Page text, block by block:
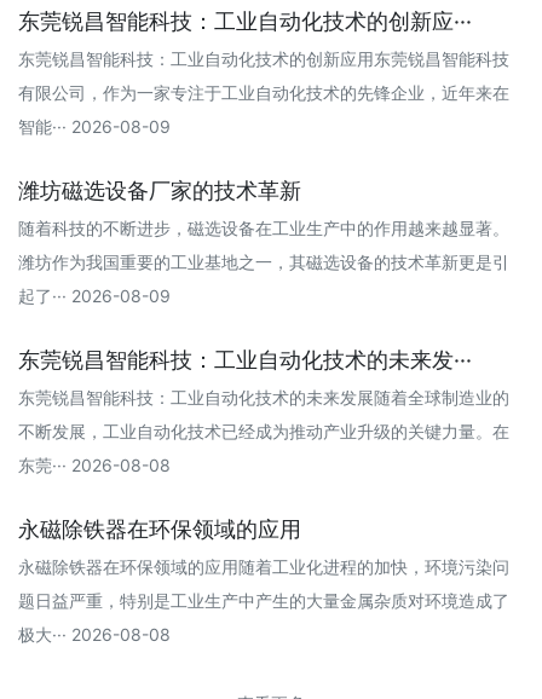
东莞锐昌智能科技：工业自动化技术的创新应···
东莞锐昌智能科技：工业自动化技术的创新应用东莞锐昌智能科技
有限公司，作为一家专注于工业自动化技术的先锋企业，近年来在
智能··· 2026-08-09
潍坊磁选设备厂家的技术革新
随着科技的不断进步，磁选设备在工业生产中的作用越来越显著。
潍坊作为我国重要的工业基地之一，其磁选设备的技术革新更是引
起了··· 2026-08-09
东莞锐昌智能科技：工业自动化技术的未来发···
东莞锐昌智能科技：工业自动化技术的未来发展随着全球制造业的
不断发展，工业自动化技术已经成为推动产业升级的关键力量。在
东莞··· 2026-08-08
永磁除铁器在环保领域的应用
永磁除铁器在环保领域的应用随着工业化进程的加快，环境污染问
题日益严重，特别是工业生产中产生的大量金属杂质对环境造成了
极大··· 2026-08-08